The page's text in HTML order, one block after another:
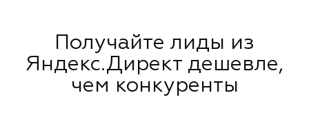
Получайте лиды из
Яндекс.Директ дешевле,
чем конкуренты